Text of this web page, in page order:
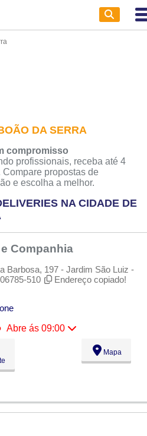
DA SERRA
compromisso
profissionais, receba até 4
propostas de
e escolha a melhor.
NA CIDADE DE
Companhia
Barbosa, 197 - Jardim São Luiz -
510
Endereço copiado!
Abre ás 09:00
Mapa